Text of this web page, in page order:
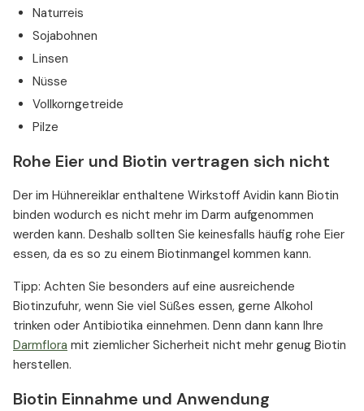
Naturreis
Sojabohnen
Linsen
Nüsse
Vollkorngetreide
Pilze
Rohe Eier und Biotin vertragen sich nicht
Der im Hühnereiklar enthaltene Wirkstoff Avidin kann Biotin
binden wodurch es nicht mehr im Darm aufgenommen
werden kann. Deshalb sollten Sie keinesfalls häufig rohe Eier
essen, da es so zu einem Biotinmangel kommen kann.
Tipp: Achten Sie besonders auf eine ausreichende
Biotinzufuhr, wenn Sie viel Süßes essen, gerne Alkohol
trinken oder Antibiotika einnehmen. Denn dann kann Ihre
Darmflora mit ziemlicher Sicherheit nicht mehr genug Biotin
herstellen.
Biotin Einnahme und Anwendung